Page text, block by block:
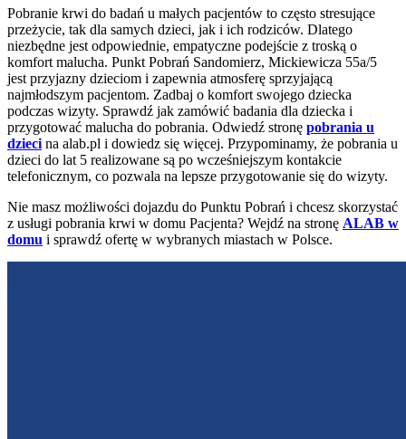
Pobranie krwi do badań u małych pacjentów to często stresujące
przeżycie, tak dla samych dzieci, jak i ich rodziców. Dlatego
niezbędne jest odpowiednie, empatyczne podejście z troską o
komfort malucha. Punkt Pobrań Sandomierz, Mickiewicza 55a/5
jest przyjazny dzieciom i zapewnia atmosferę sprzyjającą
najmłodszym pacjentom. Zadbaj o komfort swojego dziecka
podczas wizyty. Sprawdź jak zamówić badania dla dziecka i
przygotować malucha do pobrania. Odwiedź stronę pobrania u
dzieci na alab.pl i dowiedz się więcej. Przypominamy, że pobrania u
dzieci do lat 5 realizowane są po wcześniejszym kontakcie
telefonicznym, co pozwala na lepsze przygotowanie się do wizyty.
Nie masz możliwości dojazdu do Punktu Pobrań i chcesz skorzystać
z usługi pobrania krwi w domu Pacjenta? Wejdź na stronę ALAB w
domu i sprawdź ofertę w wybranych miastach w Polsce.